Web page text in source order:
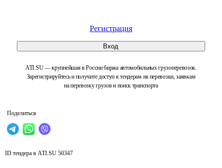
Регистрация
Вход
ATI.SU — крупнейшая в России биржа автомобильных грузоперевозок.
Зарегистрируйтесь и получите доступ к тендерам на перевозки, заявкам
на перевозку грузов и поиск транспорта
Поделиться
ID тендера в ATI.SU 50347